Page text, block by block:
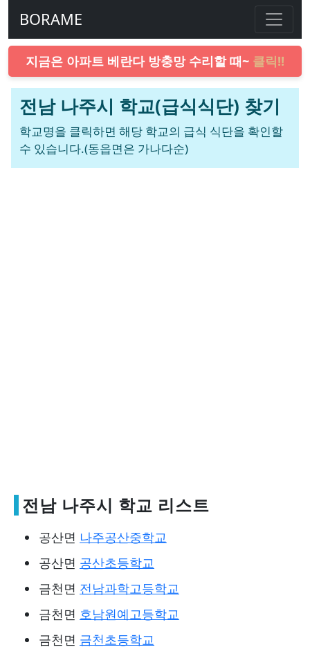
BORAME
지금은 아파트 베란다 방충망 수리할 때~ 클릭!!
전남 나주시 학교(급식식단) 찾기
학교명을 클릭하면 해당 학교의 급식 식단을 확인할
수 있습니다.(동읍면은 가나다순)
전남 나주시 학교 리스트
공산면 나주공산중학교
공산면 공산초등학교
금천면 전남과학고등학교
금천면 호남원예고등학교
금천면 금천초등학교